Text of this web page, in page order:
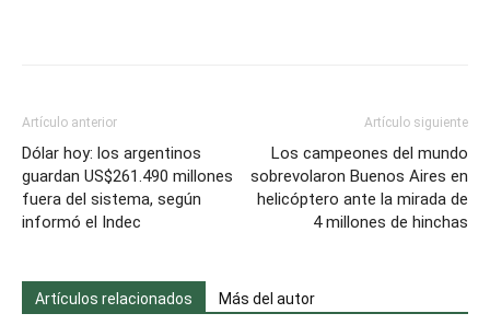
Artículo anterior
Dólar hoy: los argentinos
guardan US$261.490 millones
fuera del sistema, según
informó el Indec
Artículo siguiente
Los campeones del mundo
sobrevolaron Buenos Aires en
helicóptero ante la mirada de
4 millones de hinchas
Artículos relacionados Más del autor